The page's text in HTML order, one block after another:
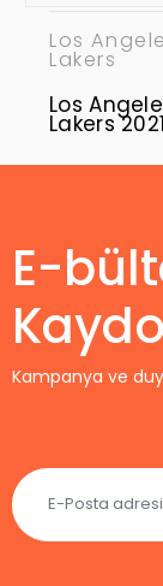
Los
Lakers
Los
Lakers
Bryant 8
E-
Kampanya ve